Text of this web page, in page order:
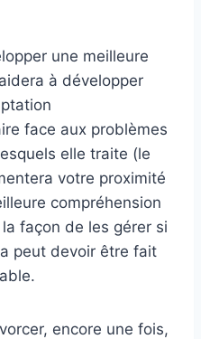
une meilleure
à développer
face aux problèmes
elle traite (le
votre proximité
compréhension
façon de les gérer si
peut devoir être fait
encore une fois,